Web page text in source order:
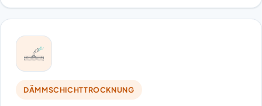
DÄMMSCHICHTTROCKNUNG